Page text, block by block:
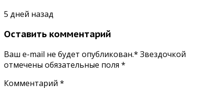
5 дней назад
Оставить комментарий
Ваш e-mail не будет опубликован.* Звездочкой
отмечены обязательные поля *
Комментарий *